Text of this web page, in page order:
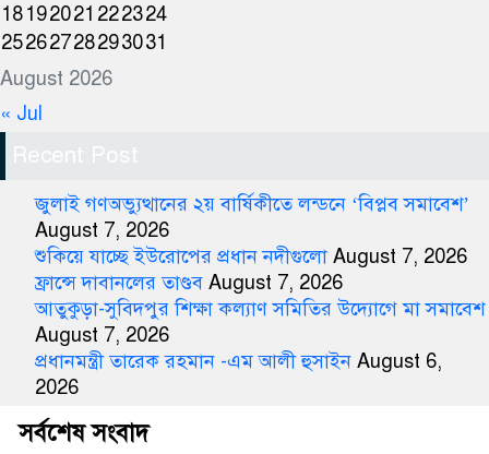
August 2026
18192021 222324
25262728293031
« Jul
Recent Post
জুলাই গণঅভ্যুত্থানের ২য় বার্ষিকীতে লন্ডনে ‘বিপ্লব সমাবেশ’
August 7, 2026
শুকিয়ে যাচ্ছে ইউরোপের প্রধান নদীগুলো August 7, 2026
ফ্রান্সে দাবানলের তাণ্ডব August 7, 2026
আতুকুড়া-সুবিদপুর শিক্ষা কল্যাণ সমিতির উদ্যোগে মা সমাবেশ
August 7, 2026
প্রধানমন্ত্রী তারেক রহমান -এম আলী হুসাইন August 6,
2026
সর্বশেষ সংবাদ